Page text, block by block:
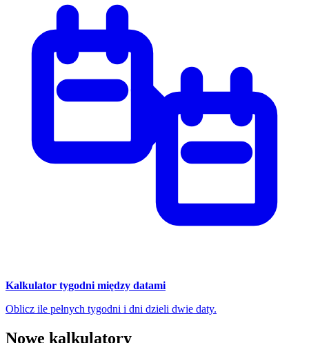
Kalkulator tygodni między datami
Oblicz ile pełnych tygodni i dni dzieli dwie daty.
Nowe kalkulatory